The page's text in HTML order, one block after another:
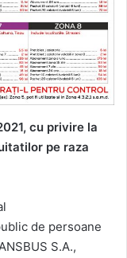
cu privire la
pe raza
de persoane
S.A.,